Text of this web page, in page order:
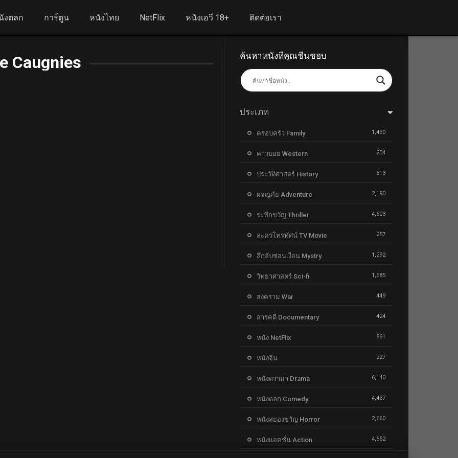
งตลก การ์ตูน หนังไทย NetFlix หนังเอวี 18+ ติดต่อเรา
Caugnies ค้นหาหนังที่คุณชื่นชอบ
ประเภท
ครอบครัว Family 1,430
คาวบอย Western 204
ประวัติศาสตร์ History 613
ผจญภัย Adventure 2,190
ระทึกขวัญ Thriller 4,603
ละครโทรทัศน์ TV Movie 257
ลึกลับซ่อนเงื่อน Mystry 1,292
วิทยาศาสตร์ Sci-fi 1,685
สงคราม War 449
สารคดี Documentary 424
หนัง NetFlix 861
หนังจีน 227
หนังดราม่า Drama 6,140
หนังตลก Comedy 4,437
หนังสยองขวัญ Horror 2,660
หนังแอคชั่น Action 4,552